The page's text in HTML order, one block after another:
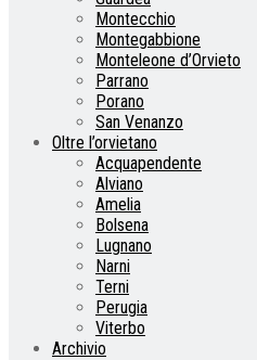
Montecchio
Montegabbione
Monteleone d’Orvieto
Parrano
Porano
San Venanzo
Oltre l’orvietano
Acquapendente
Alviano
Amelia
Bolsena
Lugnano
Narni
Terni
Perugia
Viterbo
Archivio